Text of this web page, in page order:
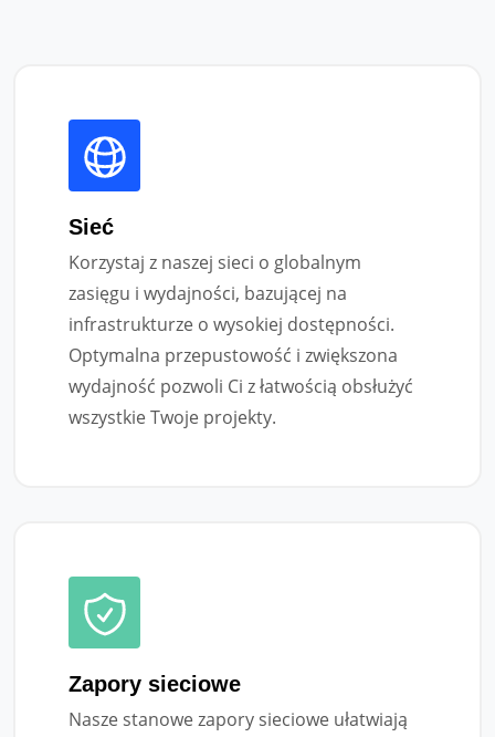
Sieć
Korzystaj z naszej sieci o globalnym
zasięgu i wydajności, bazującej na
infrastrukturze o wysokiej dostępności.
Optymalna przepustowość i zwiększona
wydajność pozwoli Ci z łatwością obsłużyć
wszystkie Twoje projekty.
Zapory sieciowe
Nasze stanowe zapory sieciowe ułatwiają